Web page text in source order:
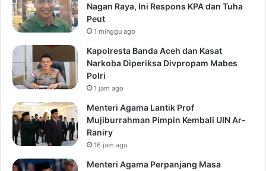
Nagan Raya, Ini Respons KPA dan Tuha
Peut
1 minggu ago
Kapolresta Banda Aceh dan Kasat
Narkoba Diperiksa Divpropam Mabes
Polri
1 jam ago
Menteri Agama Lantik Prof
Mujiburrahman Pimpin Kembali UIN Ar-
Raniry
16 jam ago
Menteri Agama Perpanjang Masa